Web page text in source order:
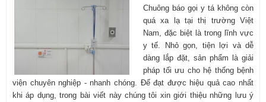
Chuông báo gọi y tá không còn
quá xa lạ tại thị trường Việt
Nam, đặc biệt là trong lĩnh vực
y tế. Nhỏ gọn, tiện lợi và dễ
dàng lắp đặt, sản phẩm là giải
pháp tối ưu cho hệ thống bệnh
viện chuyên nghiệp - nhanh chóng. Để đạt được hiệu quả cao nhất
khi áp dụng, trong bài viết này chúng tôi xin giới thiệu những lưu ý